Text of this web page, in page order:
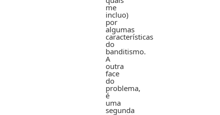
me
incluo)
por
algumas
características
do
banditismo.
A
outra
face
do
problema,
é
uma
segunda